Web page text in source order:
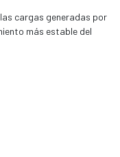
cargas generadas por
más estable del